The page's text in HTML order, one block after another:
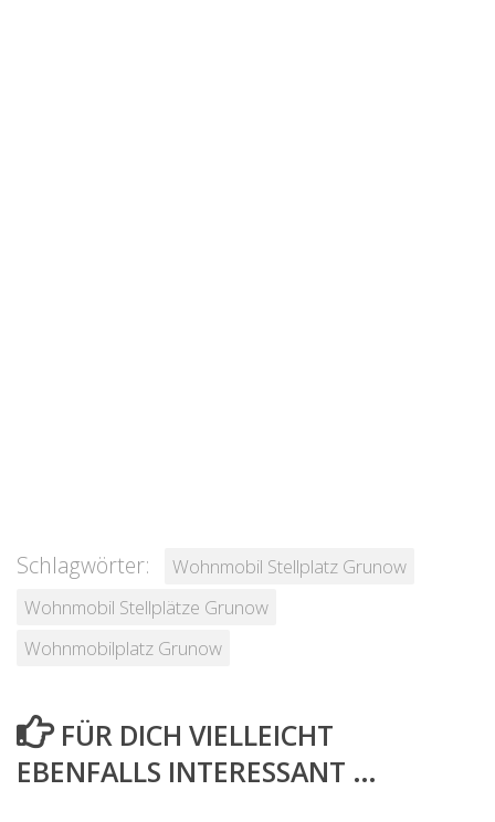
Schlagwörter:
Wohnmobil Stellplatz Grunow
Wohnmobil Stellplätze Grunow
Wohnmobilplatz Grunow
FÜR DICH VIELLEICHT
EBENFALLS INTERESSANT …